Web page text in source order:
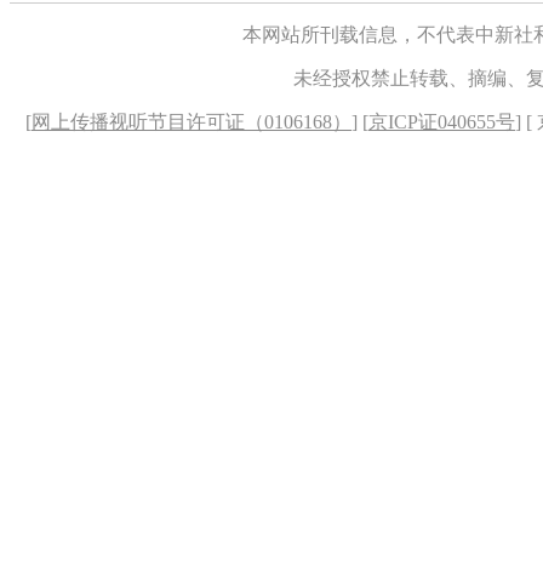
本网站所刊载信息，不代表中新
未经授权禁止转载、摘编、
[网上传播视听节目许可证（0106168） ] [京ICP证040655号] [